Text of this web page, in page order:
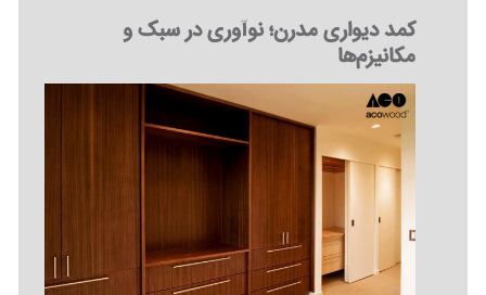
کمد دیواری مدرن؛ نوآوری در سبک و
مکانیزم‌ها